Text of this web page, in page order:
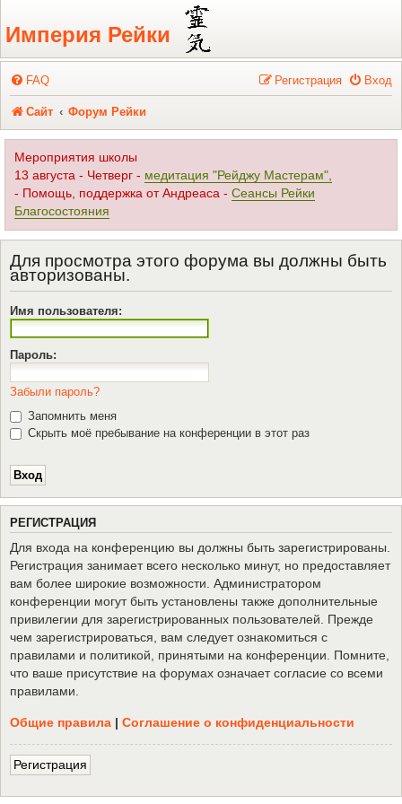
Регистрация
Империя Рейки
FAQ Вход
Регистрация
Сайт Форум Рейки
Мероприятия школы
13 августа - Четверг - медитация "Рейджу Мастерам",
- Помощь, поддержка от Андреаса - Сеансы Рейки
Благосостояния
Для просмотра этого форума вы должны быть
авторизованы.
Имя пользователя:
Пароль:
Забыли пароль?
Запомнить меня
Скрыть моё пребывание на конференции в этот раз
РЕГИСТРАЦИЯ
Для входа на конференцию вы должны быть зарегистрированы.
Регистрация занимает всего несколько минут, но предоставляет
вам более широкие возможности. Администратором
конференции могут быть установлены также дополнительные
привилегии для зарегистрированных пользователей. Прежде
чем зарегистрироваться, вам следует ознакомиться с
правилами и политикой, принятыми на конференции. Помните,
что ваше присутствие на форумах означает согласие со всеми
правилами.
Общие правила | Соглашение о конфиденциальности
Регистрация